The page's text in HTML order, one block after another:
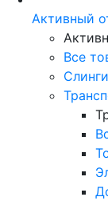
Активный
Все